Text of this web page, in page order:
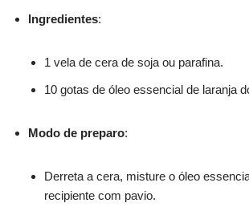
Ingredientes:
1 vela de cera de soja ou parafina.
10 gotas de óleo essencial de laranja
Modo de preparo:
Derreta a cera, misture o óleo
recipiente com pavio.